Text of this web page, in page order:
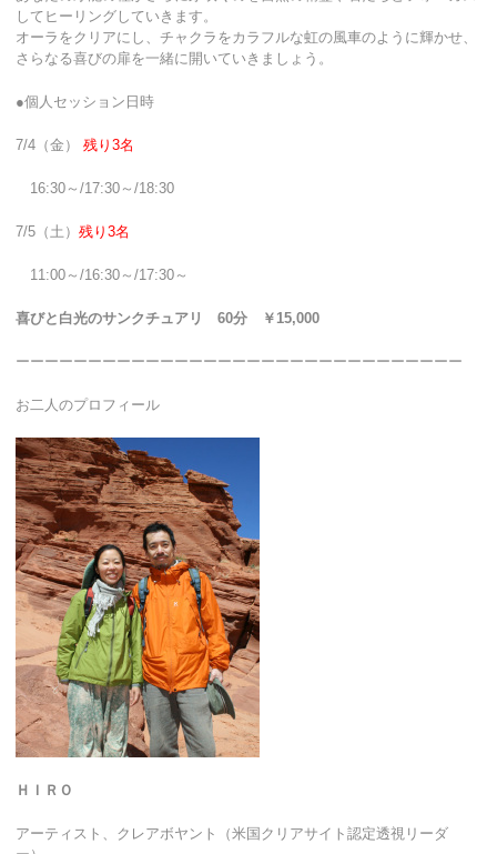
してヒーリングしていきます。
オーラをクリアにし、チャクラをカラフルな虹の風車のように輝かせ、
さらなる喜びの扉を一緒に開いていきましょう。
●個人セッション日時
7/4（金）残り3名
16:30～/17:30～/18:30
7/5（土）残り3名
11:00～/16:30～/17:30～
喜びと白光のサンクチュアリ 60分 ￥15,000
ーーーーーーーーーーーーーーーーーーーーーーーーーーーーーーー
お二人のプロフィール
ＨＩＲＯ
アーティスト、クレアボヤント（米国クリアサイト認定透視リーダ